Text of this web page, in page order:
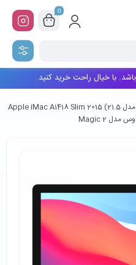
0
با خیال راحت خرید کنید.
اپل ای مک 2015 مدل Apple iMac A1418 Slim 2015 (21.5